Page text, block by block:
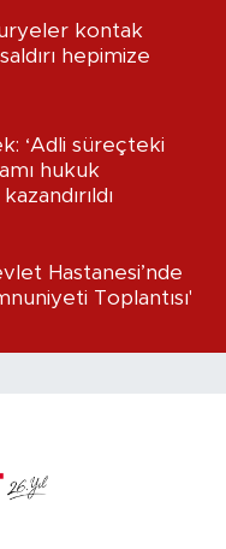
kontak
hepimize
‘Adli süreçteki
hukuk
Hastanesi’nde
Toplantısı'